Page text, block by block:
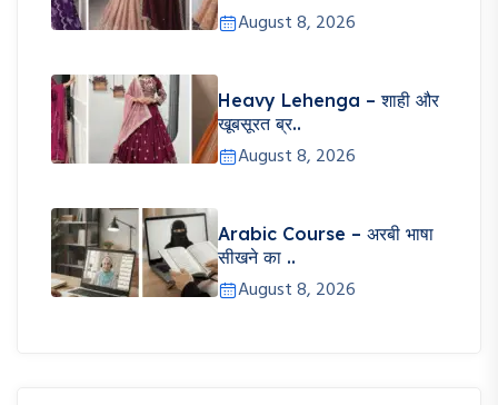
August 8, 2026
Heavy Lehenga – शाही और
खूबसूरत ब्र..
August 8, 2026
Arabic Course – अरबी भाषा
सीखने का ..
August 8, 2026